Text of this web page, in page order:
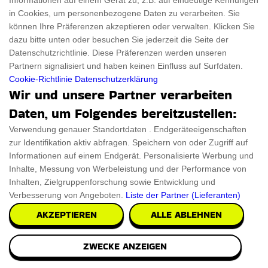
Canvas, ein atemberaubendes Meisterwerk der
PRÜFEN SIE ES AUS €42.70
in Cookies, um personenbezogene Daten zu verarbeiten. Sie
können Ihre Präferenzen akzeptieren oder verwalten. Klicken Sie
dazu bitte unten oder besuchen Sie jederzeit die Seite der
Datenschutzrichtlinie. Diese Präferenzen werden unseren
Partnern signalisiert und haben keinen Einfluss auf Surfdaten.
Cookie-Richtlinie Datenschutzerklärung
Wir und unsere Partner verarbeiten
Daten, um Folgendes bereitzustellen:
Verwendung genauer Standortdaten . Endgeräteeigenschaften
zur Identifikation aktiv abfragen. Speichern von oder Zugriff auf
Informationen auf einem Endgerät. Personalisierte Werbung und
Inhalte, Messung von Werbeleistung und der Performance von
Inhalten, Zielgruppenforschung sowie Entwicklung und
Verbesserung von Angeboten. Liste der Partner (Lieferanten)
AKZEPTIEREN ALLE ABLEHNEN
ZWECKE ANZEIGEN